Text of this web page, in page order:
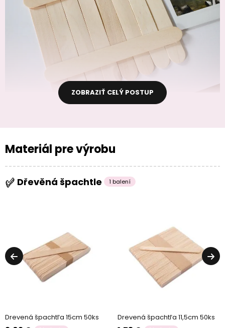
ZOBRAZIŤ CELÝ POSTUP
Materiál pre výrobu
Dřevěná špachtle 1 balení
Drevená špachtľa 15cm 50ks Drevená špachtľa 11,5cm 50ks